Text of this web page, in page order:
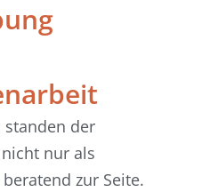
standen der
nur als
zur Seite.